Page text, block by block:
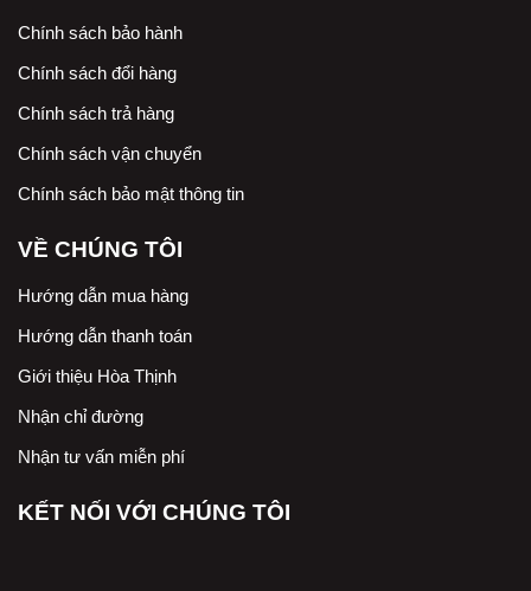
Chính sách bảo hành
Chính sách đổi hàng
Chính sách trả hàng
Chính sách vận chuyển
Chính sách bảo mật thông tin
VỀ CHÚNG TÔI
Hướng dẫn mua hàng
Hướng dẫn thanh toán
Giới thiệu Hòa Thịnh
Nhận chỉ đường
Nhận tư vấn miễn phí
KẾT NỐI VỚI CHÚNG TÔI